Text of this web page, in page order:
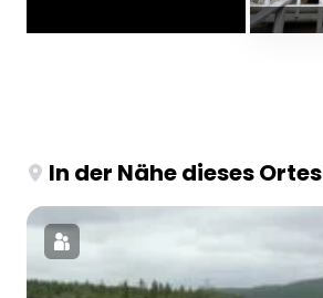
In der Nähe dieses Ortes